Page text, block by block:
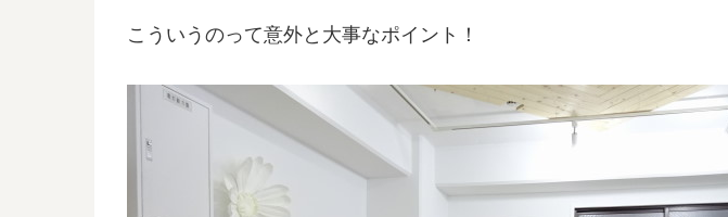
こういうのって意外と大事なポイント！